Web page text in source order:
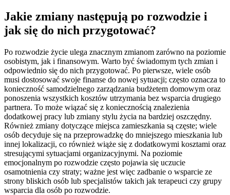
Jakie zmiany następują po rozwodzie i
jak się do nich przygotować?
Po rozwodzie życie ulega znacznym zmianom zarówno na poziomie
osobistym, jak i finansowym. Warto być świadomym tych zmian i
odpowiednio się do nich przygotować. Po pierwsze, wiele osób
musi dostosować swoje finanse do nowej sytuacji; często oznacza to
konieczność samodzielnego zarządzania budżetem domowym oraz
ponoszenia wszystkich kosztów utrzymania bez wsparcia drugiego
partnera. To może wiązać się z koniecznością znalezienia
dodatkowej pracy lub zmiany stylu życia na bardziej oszczędny.
Również zmiany dotyczące miejsca zamieszkania są częste; wiele
osób decyduje się na przeprowadzkę do mniejszego mieszkania lub
innej lokalizacji, co również wiąże się z dodatkowymi kosztami oraz
stresującymi sytuacjami organizacyjnymi. Na poziomie
emocjonalnym po rozwodzie często pojawia się uczucie
osamotnienia czy straty; ważne jest więc zadbanie o wsparcie ze
strony bliskich osób lub specjalistów takich jak terapeuci czy grupy
wsparcia dla osób po rozwodzie.